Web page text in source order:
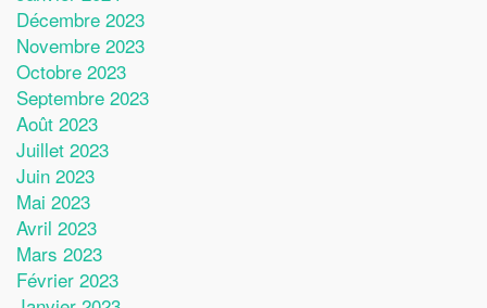
Décembre 2023
Novembre 2023
Octobre 2023
Septembre 2023
Août 2023
Juillet 2023
Juin 2023
Mai 2023
Avril 2023
Mars 2023
Février 2023